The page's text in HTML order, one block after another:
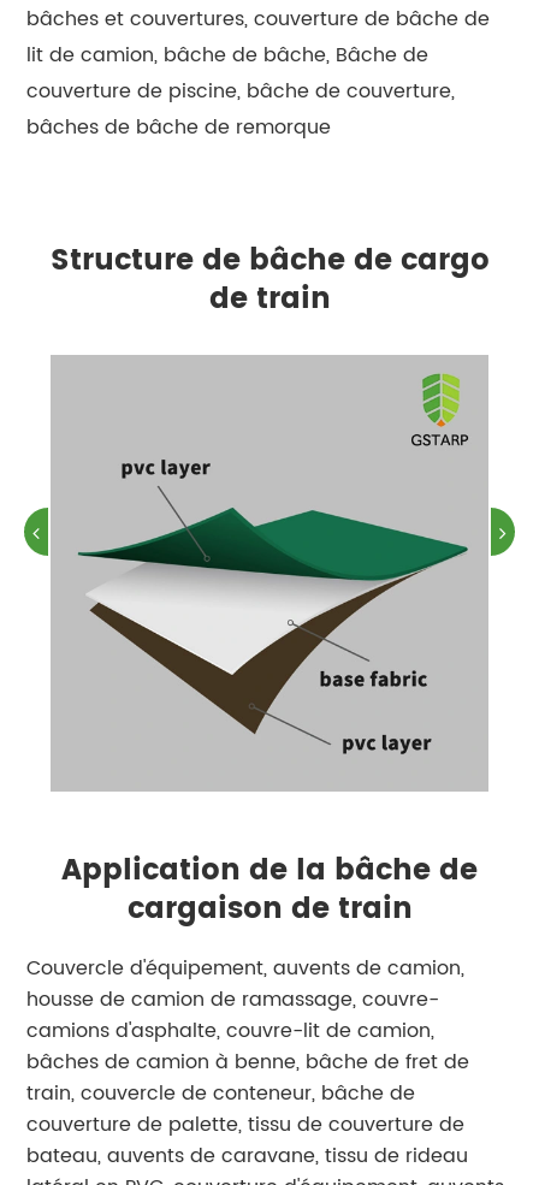
bâches et couvertures, couverture de bâche de
lit de camion, bâche de bâche, Bâche de
couverture de piscine, bâche de couverture,
bâches de bâche de remorque
Structure de bâche de cargo
de train
Application de la bâche de
cargaison de train
Couvercle d'équipement, auvents de camion,
housse de camion de ramassage, couvre-
camions d'asphalte, couvre-lit de camion,
bâches de camion à benne, bâche de fret de
train, couvercle de conteneur, bâche de
couverture de palette, tissu de couverture de
bateau, auvents de caravane, tissu de rideau